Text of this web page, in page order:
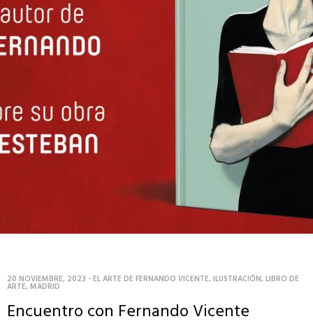
20 NOVIEMBRE, 2023 -EL ARTE DE FERNANDO VICENTE,ILUSTRACIÓN,LIBRO DE
ARTE,MADRID
Encuentro con Fernando Vicente